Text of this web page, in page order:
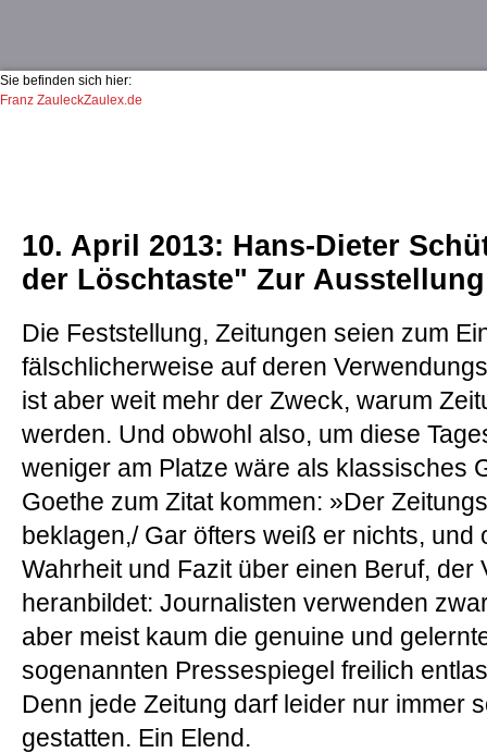
Sie befinden sich hier:
Franz ZauleckZaulex.de
10. April 2013: Hans-Dieter
der Löschtaste" Zur
Die Feststellung, Zeitungen seien zum
fälschlicherweise auf deren
ist aber weit mehr der Zweck, warum
werden. Und obwohl also, um diese
weniger am Platze wäre als klassisches
Goethe zum Zitat kommen: »Der
beklagen,/ Gar öfters weiß er nichts,
Wahrheit und Fazit über einen Beruf, der
heranbildet: Journalisten verwenden
aber meist kaum die genuine und
sogenannten Pressespiegel freilich
Denn jede Zeitung darf leider nur immer
gestatten. Ein Elend.